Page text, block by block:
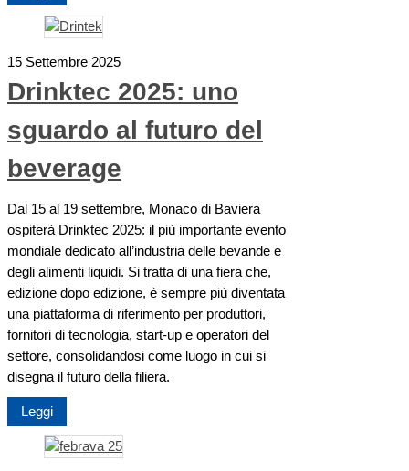
15 Settembre 2025
Drinktec 2025: uno
sguardo al futuro del
beverage
Dal 15 al 19 settembre, Monaco di Baviera
ospiterà Drinktec 2025: il più importante evento
mondiale dedicato all’industria delle bevande e
degli alimenti liquidi. Si tratta di una fiera che,
edizione dopo edizione, è sempre più diventata
una piattaforma di riferimento per produttori,
fornitori di tecnologia, start-up e operatori del
settore, consolidandosi come luogo in cui si
disegna il futuro della filiera.
Leggi